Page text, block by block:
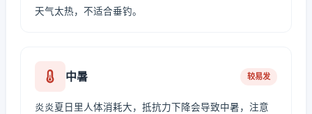
天气太热，不适合垂钓。
中暑 较易发
炎炎夏日里人体消耗大，抵抗力下降会导致中暑，注意